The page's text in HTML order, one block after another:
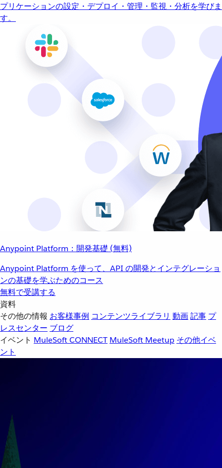
プリケーションの設定・デプロイ・管理・監視・分析を学びま
す。
Anypoint Platform：開発基礎 (無料)
Anypoint Platform を使って、API の開発とインテグレーショ
ンの基礎を学ぶためのコース
無料で受講する
資料
その他の情報 お客様事例 コンテンツライブラリ 動画記事 プ
レスセンター ブログ
イベント MuleSoft CONNECT MuleSoft Meetup その他イベ
ント